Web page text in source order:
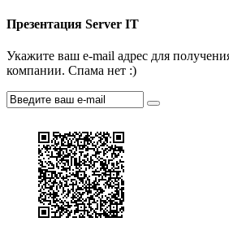
Презентация Server IT
Укажите ваш e-mail адрес для
компании. Спама нет :)